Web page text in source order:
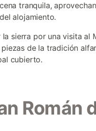
tranquila,
alojamiento.
sierra por una visita al
de la tradición
cubierto.
Román